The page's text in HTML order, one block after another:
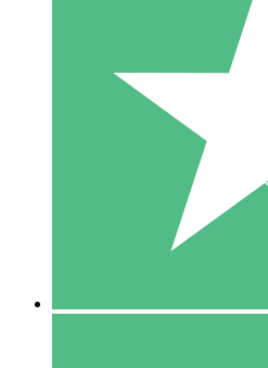
Paquetes de
Paga según el uso con créditos
10